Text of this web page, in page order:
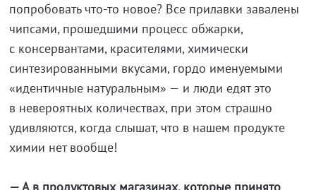
попробовать что-то новое? Все прилавки завалены
чипсами, прошедшими процесс обжарки,
с консервантами, красителями, химически
синтезированными вкусами, гордо именуемыми
«идентичные натуральным» — и люди едят это
в невероятных количествах, при этом страшно
удивляются, когда слышат, что в нашем продукте
химии нет вообще!